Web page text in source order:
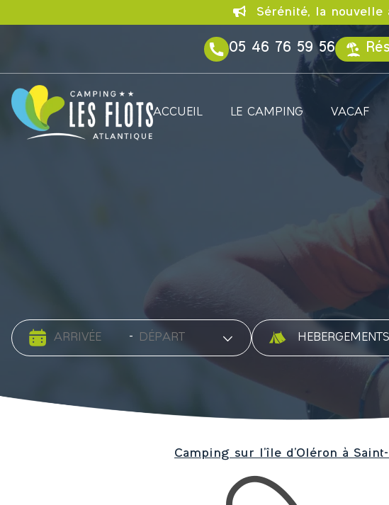
Sérénité, la nouvelle
05 46 76 59 56
ACCUEIL LE CAMPING VACAF
Date d'arrivée - Date de départ Type d'hébergement
Camping sur l’île d’Oléron à